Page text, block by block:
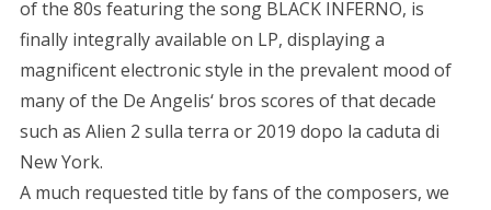
of the 80s featuring the song BLACK INFERNO, is
finally integrally available on LP, displaying a
magnificent electronic style in the prevalent mood of
many of the De Angelis‘ bros scores of that decade
such as Alien 2 sulla terra or 2019 dopo la caduta di
New York.
A much requested title by fans of the composers, we